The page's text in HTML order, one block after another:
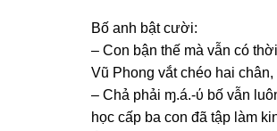
Bố anh bật cười:
– Con bận thế mà vẫn có
Vũ Phonɡ vắt chéo hai
– Chả phải ɱ.á.-ύ bố vẫn
học cấp ba con đã tập làm